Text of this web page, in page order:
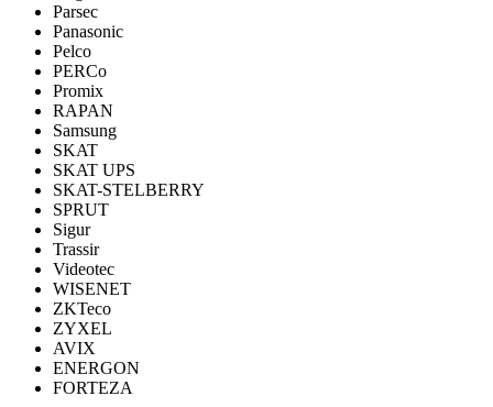
Parsec
Panasonic
Pelco
PERCo
Promix
RAPAN
Samsung
SKAT
SKAT UPS
SKAT-STELBERRY
SPRUT
Sigur
Trassir
Videotec
WISENET
ZKTeco
ZYXEL
AVIX
ENERGON
FORTEZA